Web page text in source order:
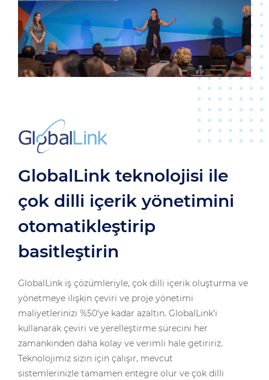
GlobalLink teknolojisi ile
çok dilli içerik yönetimini
otomatikleştirip
basitleştirin
GlobalLink iş çözümleriyle, çok dilli içerik oluşturma ve
yönetmeye ilişkin çeviri ve proje yönetimi
maliyetlerinizi %50’ye kadar azaltın. GlobalLink’i
kullanarak çeviri ve yerelleştirme sürecini her
zamankinden daha kolay ve verimli hale getiririz.
Teknolojimiz sizin için çalışır, mevcut
sistemlerinizle tamamen entegre olur ve çok dilli